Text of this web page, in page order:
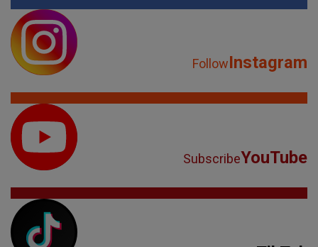
FollowInstagram
SubscribeYouTube